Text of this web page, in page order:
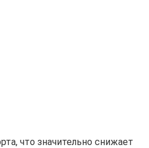
что значительно снижает